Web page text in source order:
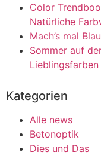
Color
Natürliche
Mach’s mal
Sommer auf
Lieblingsfarben
Kategorien
Alle news
Betonoptik
Dies und Das